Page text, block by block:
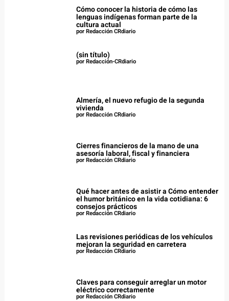
Cómo conocer la historia de cómo las
lenguas indígenas forman parte de la
cultura actual
por Redacción CRdiario
(sin título)
por Redacción-CRdiario
Almería, el nuevo refugio de la segunda
vivienda
por Redacción CRdiario
Cierres financieros de la mano de una
asesoría laboral, fiscal y financiera
por Redacción CRdiario
Qué hacer antes de asistir a Cómo entender
el humor británico en la vida cotidiana: 6
consejos prácticos
por Redacción CRdiario
Las revisiones periódicas de los vehículos
mejoran la seguridad en carretera
por Redacción CRdiario
Claves para conseguir arreglar un motor
eléctrico correctamente
por Redacción CRdiario